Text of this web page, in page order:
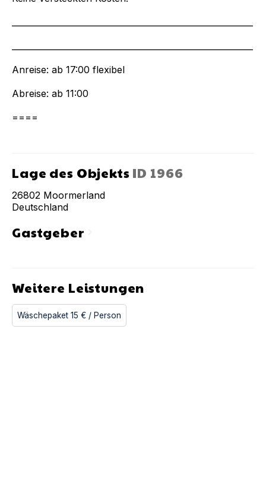
Anreise: ab 17:00 flexibel
Abreise: ab 11:00
====
Lage des Objekts ID 1966
26802 Moormerland
Deutschland
Gastgeberchevron_right
Weitere Leistungen
Wäschepaket 15 € / Person